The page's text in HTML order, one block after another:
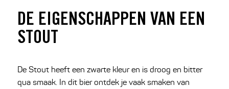
DE EIGENSCHAPPEN VAN EEN
STOUT
De Stout heeft een zwarte kleur en is droog en bitter
qua smaak. In dit bier ontdek je vaak smaken van